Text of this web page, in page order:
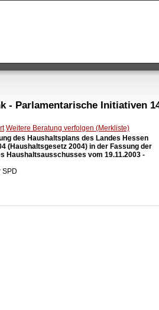
- Parlamentarische Initiativen
Weitere Beratung verfolgen (Merkliste)
des Haushaltsplans des Landes Hessen
(Haushaltsgesetz 2004) in der Fassung der
Haushaltsausschusses vom 19.11.2003 -
SPD